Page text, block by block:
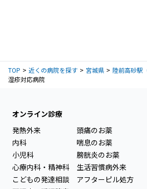
TOP 近くの病院を探す 宮城県
陸前高砂駅
湿疹対応病院
オンライン診療
発熱外来
内科
小児科
心療内科・精神科
こどもの発達相談
頭痛のお薬
喘息のお薬
膀胱炎のお薬
生活習慣病外来
アフターピル処方